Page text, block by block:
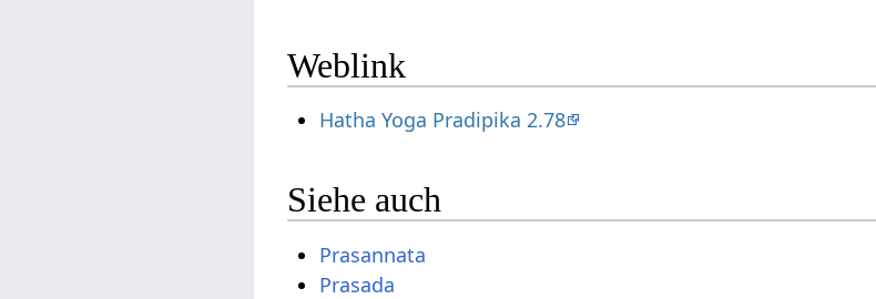
Weblink
Hatha Yoga Pradipika 2.78
Siehe auch
Prasannata
Prasada